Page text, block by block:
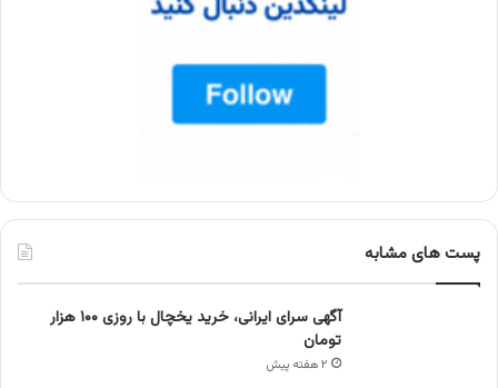
پست های مشابه
آگهی سرای ایرانی، خرید یخچال با روزی ۱۰۰ هزار
تومان
۲ هفته پیش